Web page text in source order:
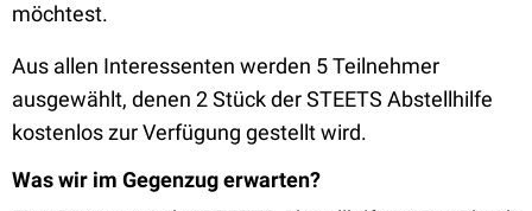
möchtest.
Aus allen Interessenten werden 5 Teilnehmer
ausgewählt, denen 2 Stück der STEETS Abstellhilfe
kostenlos zur Verfügung gestellt wird.
Was wir im Gegenzug erwarten?